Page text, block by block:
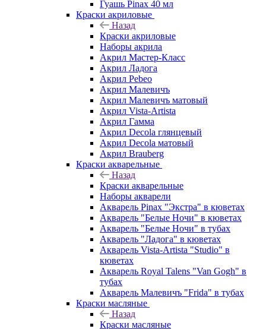
Гуашь Pinax 40 мл
Краски акриловые
Назад
Краски акриловые
Наборы акрила
Акрил Мастер-Класс
Акрил Ладога
Акрил Pebeo
Акрил Малевичъ
Акрил Малевичъ матовый
Акрил Vista-Artista
Акрил Гамма
Акрил Decola глянцевый
Акрил Decola матовый
Акрил Brauberg
Краски акварельные
Назад
Краски акварельные
Наборы акварели
Акварель Pinax "Экстра" в кюветах
Акварель "Белые Ночи" в кюветах
Акварель "Белые Ночи" в тубах
Акварель "Ладога" в кюветах
Акварель Vista-Artista "Studio" в
кюветах
Акварель Royal Talens "Van Gogh" в
тубах
Акварель Малевичъ "Frida" в тубах
Краски масляные
Назад
Краски масляные